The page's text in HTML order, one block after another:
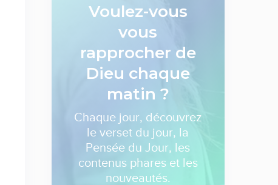
Voulez-vous
vous
rapprocher de
Dieu chaque
matin ?
Chaque jour, découvrez
le verset du jour, la
Pensée du Jour, les
contenus phares et les
nouveautés.